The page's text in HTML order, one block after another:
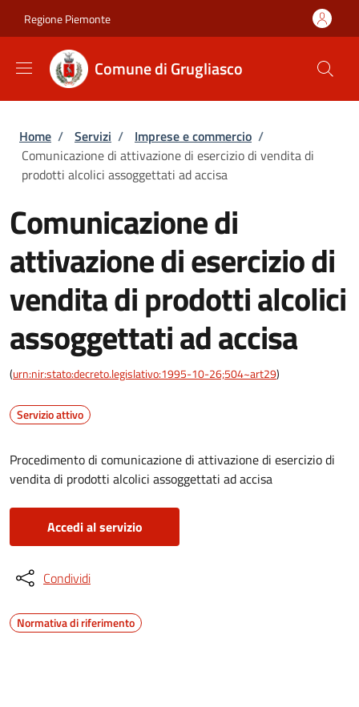
Regione Piemonte
Comune di Grugliasco
Briciole di pane
Home / Servizi / Imprese e commercio /
Comunicazione di attivazione di esercizio di vendita di
prodotti alcolici assoggettati ad accisa
Comunicazione di
attivazione di esercizio di
vendita di prodotti alcolici
assoggettati ad accisa
(urn:nir:stato:decreto.legislativo:1995-10-26;504~art29)
Servizio attivo
Procedimento di comunicazione di attivazione di esercizio di
vendita di prodotti alcolici assoggettati ad accisa
Accedi al servizio
Condividi
Normativa di riferimento